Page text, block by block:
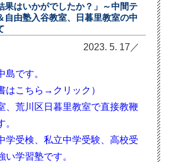
果はいかがでしたか？」～中間テ
自由塾入谷教室、日暮里教室の中
2023. 5. 17／
島です。
はこちら→ クリック ）
、荒川区日暮里教室で直接教鞭
。
学受検、私立中学受験、高校受
い学習塾です。